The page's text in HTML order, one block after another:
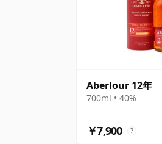
Aberlour 12年
700ml • 40%
￥7,900 ?